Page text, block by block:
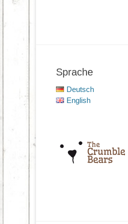
Sprache
Deutsch
English